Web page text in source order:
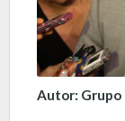
Autor: Grupo